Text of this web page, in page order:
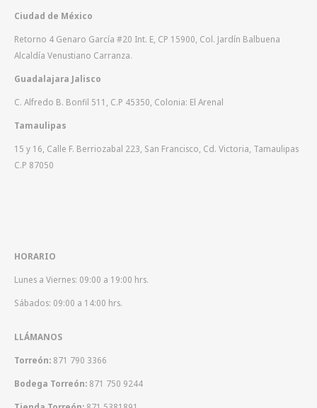
Ciudad de México
Retorno 4 Genaro García #20 Int. E, CP 15900, Col. Jardín Balbuena
Alcaldía Venustiano Carranza.
Guadalajara Jalisco
C. Alfredo B. Bonfil 511, C.P 45350, Colonia: El Arenal
Tamaulipas
15 y 16, Calle F. Berriozabal 223, San Francisco, Cd. Victoria, Tamaulipas
C.P 87050
HORARIO
Lunes a Viernes: 09:00 a 19:00 hrs.
Sábados: 09:00 a 14:00 hrs.
LLÁMANOS
Torreón: 871 790 3366
Bodega Torreón: 871 750 9244